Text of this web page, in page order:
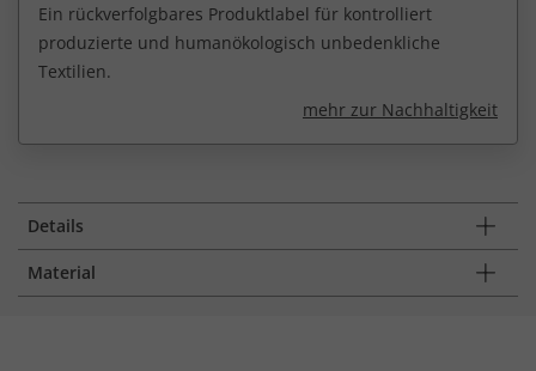
Ein rückverfolgbares Produktlabel für kontrolliert
produzierte und humanökologisch unbedenkliche
Textilien.
mehr zur Nachhaltigkeit
Details
Material